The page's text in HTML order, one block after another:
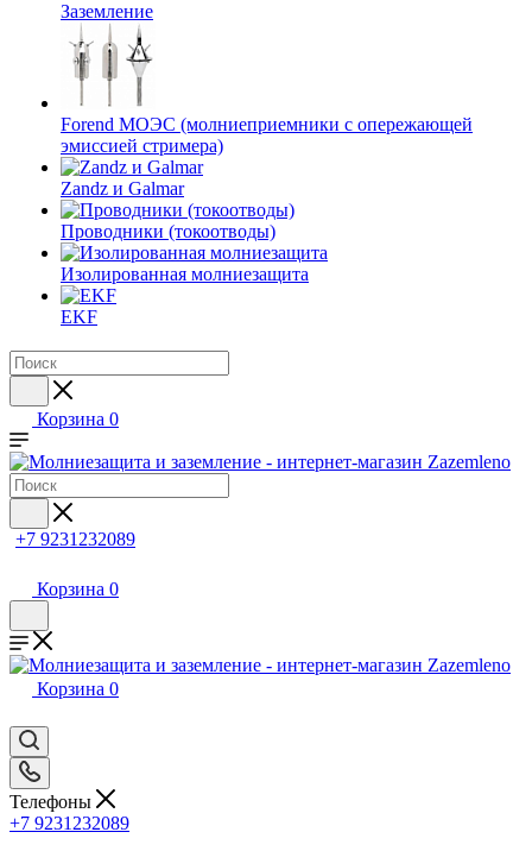
Заземление
Forend МОЭС (молниеприемники с опережающей
эмиссией стримера)
Zandz и Galmar
Проводники (токоотводы)
Изолированная молниезащита
EKF
Корзина 0
+7 9231232089
Корзина 0
Корзина 0
Телефоны
+7 9231232089